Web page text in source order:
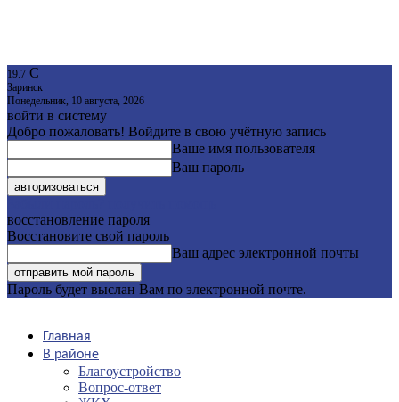
19.7 C
Заринск
Понедельник, 10 августа, 2026
войти в систему
Добро пожаловать! Войдите в свою учётную запись
Ваше имя пользователя
Ваш пароль
восстановление пароля
Восстановите свой пароль
Ваш адрес электронной почты
Пароль будет выслан Вам по электронной почте.
Главная
В районе
Благоустройство
Вопрос-ответ